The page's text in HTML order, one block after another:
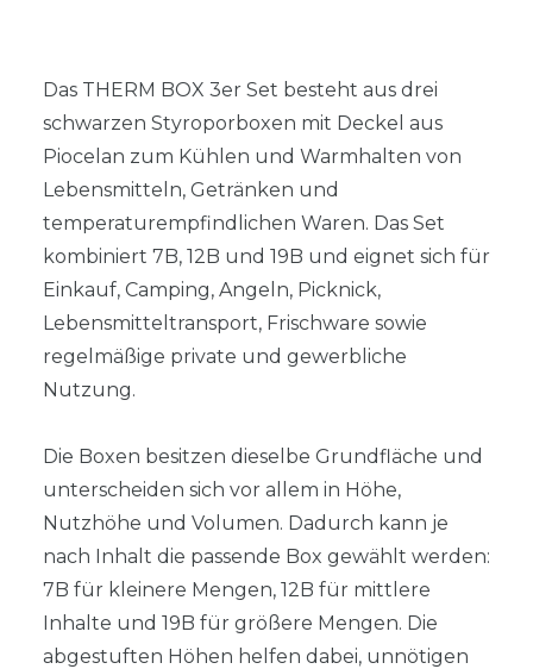
Das THERM BOX 3er Set besteht aus drei
schwarzen Styroporboxen mit Deckel aus
Piocelan zum Kühlen und Warmhalten von
Lebensmitteln, Getränken und
temperaturempfindlichen Waren. Das Set
kombiniert 7B, 12B und 19B und eignet sich für
Einkauf, Camping, Angeln, Picknick,
Lebensmitteltransport, Frischware sowie
regelmäßige private und gewerbliche
Nutzung.
Die Boxen besitzen dieselbe Grundfläche und
unterscheiden sich vor allem in Höhe,
Nutzhöhe und Volumen. Dadurch kann je
nach Inhalt die passende Box gewählt werden:
7B für kleinere Mengen, 12B für mittlere
Inhalte und 19B für größere Mengen. Die
abgestuften Höhen helfen dabei, unnötigen